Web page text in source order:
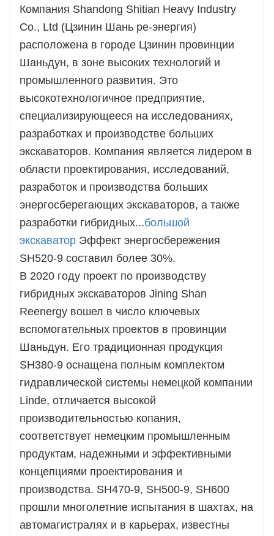
Компания Shandong Shitian Heavy Industry
Co., Ltd (Цзинин Шань ре-энергия)
расположена в городе Цзинин провинции
Шаньдун, в зоне высоких технологий и
промышленного развития. Это
высокотехнологичное предприятие,
специализирующееся на исследованиях,
разработках и производстве больших
экскаваторов. Компания является лидером в
области проектирования, исследований,
разработок и производства больших
энергосберегающих экскаваторов, а также
разработки гибридных...большой
экскаватор Эффект энергосбережения
SH520-9 составил более 30%.
В 2020 году проект по производству
гибридных экскаваторов Jining Shan
Reenergy вошел в число ключевых
вспомогательных проектов в провинции
Шаньдун. Его традиционная продукция
SH380-9 оснащена полным комплектом
гидравлической системы немецкой компании
Linde, отличается высокой
производительностью копания,
соответствует немецким промышленным
продуктам, надежными и эффективными
концепциями проектирования и
производства. SH470-9, SH500-9, SH600
прошли многолетние испытания в шахтах, на
автомагистралях и в карьерах, известны